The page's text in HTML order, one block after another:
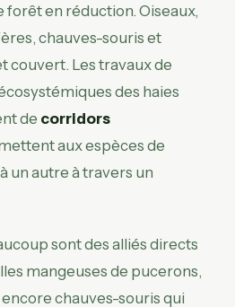
forêt en réduction. Oiseaux,
chauves-souris et
couvert. Les travaux de
des haies
de corridors
aux espèces de
un autre à travers un
sont des alliés directs
mangeuses de pucerons,
chauves-souris qui